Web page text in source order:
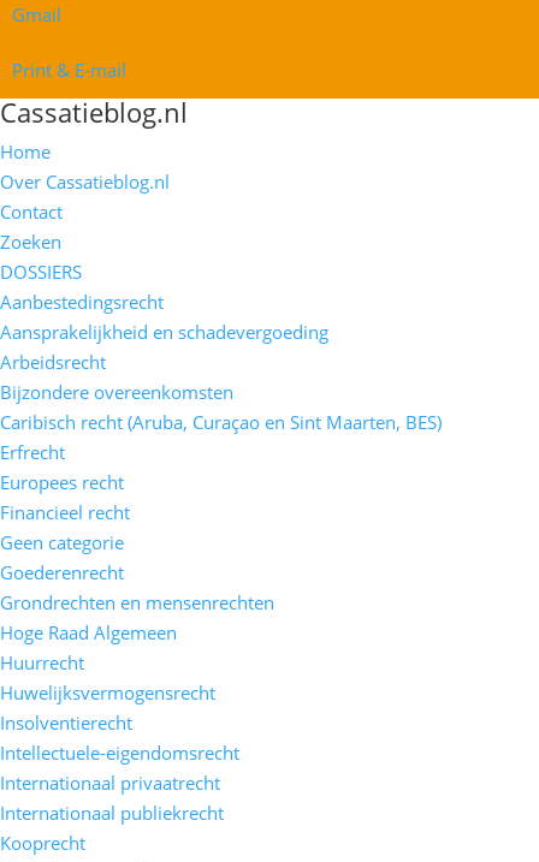
Gmail
Print & E-mail
Cassatieblog.nl
Home
Over Cassatieblog.nl
Contact
Zoeken
DOSSIERS
Aanbestedingsrecht
Aansprakelijkheid en schadevergoeding
Arbeidsrecht
Bijzondere overeenkomsten
Caribisch recht (Aruba, Curaçao en Sint Maarten, BES)
Erfrecht
Europees recht
Financieel recht
Geen categorie
Goederenrecht
Grondrechten en mensenrechten
Hoge Raad Algemeen
Huurrecht
Huwelijksvermogensrecht
Insolventierecht
Intellectuele-eigendomsrecht
Internationaal privaatrecht
Internationaal publiekrecht
Kooprecht